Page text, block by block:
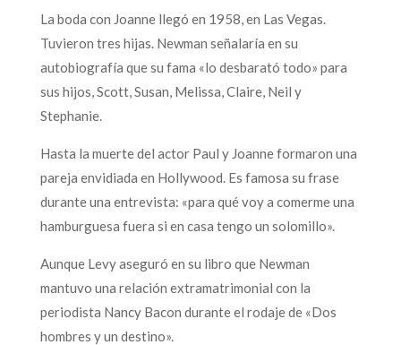
La boda con Joanne llegó en 1958, en Las Vegas.
Tuvieron tres hijas. Newman señalaría en su
autobiografía que su fama «lo desbarató todo» para
sus hijos, Scott, Susan, Melissa, Claire, Neil y
Stephanie.
Hasta la muerte del actor Paul y Joanne formaron una
pareja envidiada en Hollywood. Es famosa su frase
durante una entrevista: «para qué voy a comerme una
hamburguesa fuera si en casa tengo un solomillo».
Aunque Levy aseguró en su libro que Newman
mantuvo una relación extramatrimonial con la
periodista Nancy Bacon durante el rodaje de «Dos
hombres y un destino».